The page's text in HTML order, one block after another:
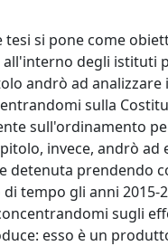
tesi si pone come
all'interno degli istituti
andrò ad analizzare
sulla
sull'ordinamento
invece, andrò ad
detenuta prendendo
tempo gli anni 2015-
sugli
esso è un